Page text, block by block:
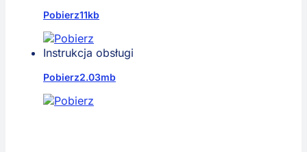
Pobierz11kb
Instrukcja obsługi
Pobierz2.03mb